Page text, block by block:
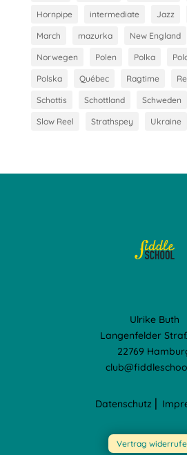
Hornpipe intermediate Jazz
March mazurka New England
Norwegen Polen Polka
Polska Québec Ragtime
Schottis Schottland Schweden
Slow Reel Strathspey Ukraine
Ulrike Buth
Langenfelder
22769
Datenschutz
Vertrag